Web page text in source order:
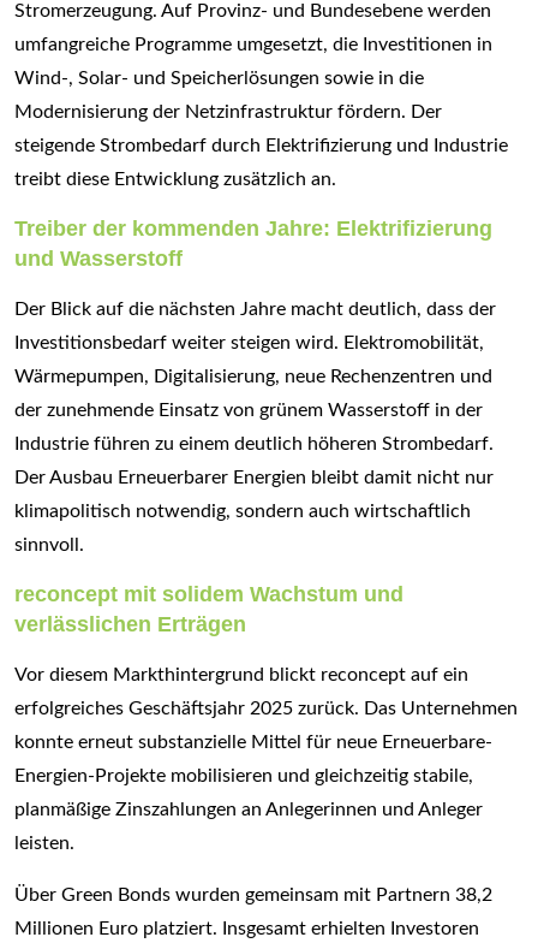
Stromerzeugung. Auf Provinz- und Bundesebene werden
umfangreiche Programme umgesetzt, die Investitionen in
Wind-, Solar- und Speicherlösungen sowie in die
Modernisierung der Netzinfrastruktur fördern. Der
steigende Strombedarf durch Elektrifizierung und Industrie
treibt diese Entwicklung zusätzlich an.
Treiber der kommenden Jahre: Elektrifizierung
und Wasserstoff
Der Blick auf die nächsten Jahre macht deutlich, dass der
Investitionsbedarf weiter steigen wird. Elektromobilität,
Wärmepumpen, Digitalisierung, neue Rechenzentren und
der zunehmende Einsatz von grünem Wasserstoff in der
Industrie führen zu einem deutlich höheren Strombedarf.
Der Ausbau Erneuerbarer Energien bleibt damit nicht nur
klimapolitisch notwendig, sondern auch wirtschaftlich
sinnvoll.
reconcept mit solidem Wachstum und
verlässlichen Erträgen
Vor diesem Markthintergrund blickt reconcept auf ein
erfolgreiches Geschäftsjahr 2025 zurück. Das Unternehmen
konnte erneut substanzielle Mittel für neue Erneuerbare-
Energien-Projekte mobilisieren und gleichzeitig stabile,
planmäßige Zinszahlungen an Anlegerinnen und Anleger
leisten.
Über Green Bonds wurden gemeinsam mit Partnern 38,2
Millionen Euro platziert. Insgesamt erhielten Investoren